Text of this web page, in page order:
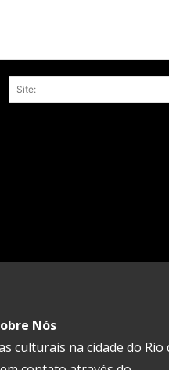
Nós
culturais na cidade do Rio